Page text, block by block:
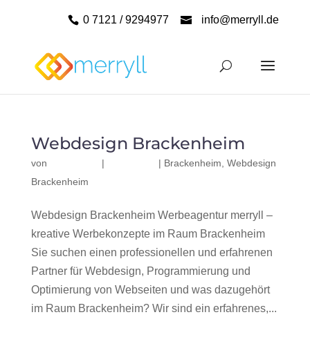
0 7121 / 9294977 info@merryll.de
Webdesign Brackenheim
von | | Brackenheim Webdesign
Brackenheim
Webdesign Brackenheim Werbeagentur merryll –
kreative Werbekonzepte im Raum Brackenheim
Sie suchen einen professionellen und erfahrenen
Partner für Webdesign, Programmierung und
Optimierung von Webseiten und was dazugehört
im Raum Brackenheim? Wir sind ein erfahrenes,...